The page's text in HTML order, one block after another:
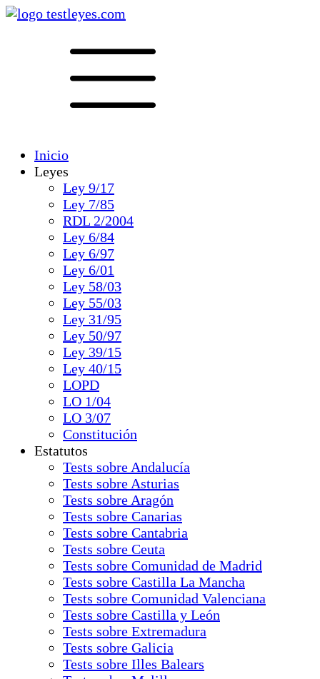
Inicio
Leyes
Ley 9/17
Ley 7/85
RDL 2/2004
Ley 6/84
Ley 6/97
Ley 6/01
Ley 58/03
Ley 55/03
Ley 31/95
Ley 50/97
Ley 39/15
Ley 40/15
LOPD
LO 1/04
LO 3/07
Constitución
Estatutos
Tests sobre Andalucía
Tests sobre Asturias
Tests sobre Aragón
Tests sobre Canarias
Tests sobre Cantabria
Tests sobre Ceuta
Tests sobre Comunidad de Madrid
Tests sobre Castilla La Mancha
Tests sobre Comunidad Valenciana
Tests sobre Castilla y León
Tests sobre Extremadura
Tests sobre Galicia
Tests sobre Illes Balears